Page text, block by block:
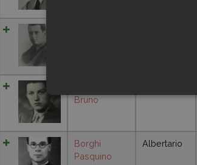
Bruno
Borghi
Pasquino
Albertario